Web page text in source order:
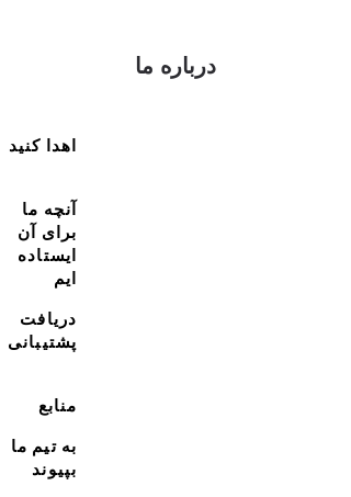
درباره ما
اهدا کنید
آنچه ما
برای آن
ایستاده
ایم
دریافت
پشتیبانی
منابع
به تیم ما
بپیوند